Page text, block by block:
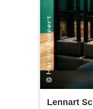
Lennart